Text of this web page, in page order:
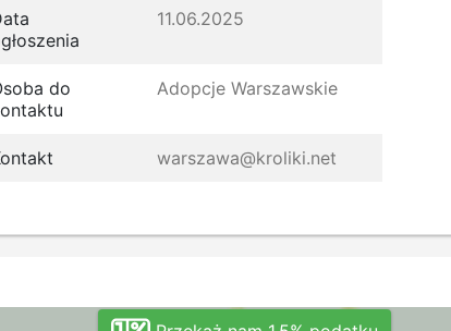
11.06.2025
do
Adopcje Warszawskie
warszawa@kroliki.net